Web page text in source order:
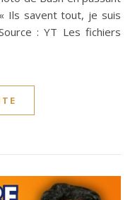
Ils savent tout, je suis
: YT Les fichiers